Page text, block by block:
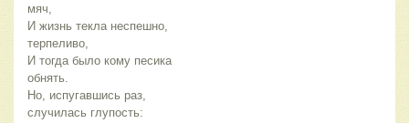
мяч,
И жизнь текла неспешно,
терпеливо,
И тогда было кому песика
обнять.
Но, испугавшись раз,
случилась глупость: